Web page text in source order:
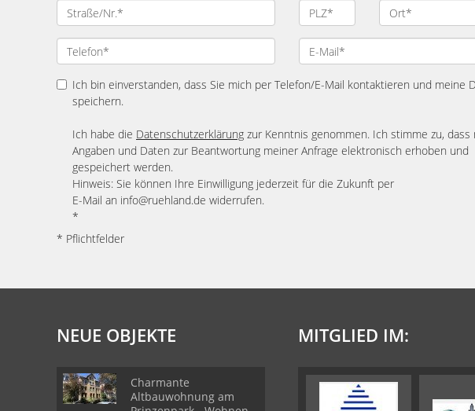
Ich bin einverstanden, dass Sie mich per Telefon/E-Mail kontaktieren und meine
speichern.
Ich habe die Datenschutzerklärung zur Kenntnis genommen. Ich stimme zu, dass
Angaben und Daten zur Beantwortung meiner Anfrage elektronisch erhoben und
gespeichert werden.
Hinweis: Sie können Ihre Einwilligung jederzeit für die Zukunft per
E-Mail an info@ruehland.de widerrufen.
*
* Pflichtfelder
NEUE OBJEKTE
Charmante
Altbauwohnung am
MITGLIED IM: